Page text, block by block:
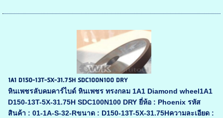
1A1 D150-13T-5X-31.75H SDC100N100 DRY
หินเพชรลับคมคาร์ไบด์ หินเพชร ทรงกลม 1A1 Diamond wheel1A1
D150-13T-5X-31.75H SDC100N100 DRY ยี่ห้อ : Phoenix รหัส
สินค้า : 01-1A-S-32-Rขนาด : D150-13T-5X-31.75Hความละเอียด :